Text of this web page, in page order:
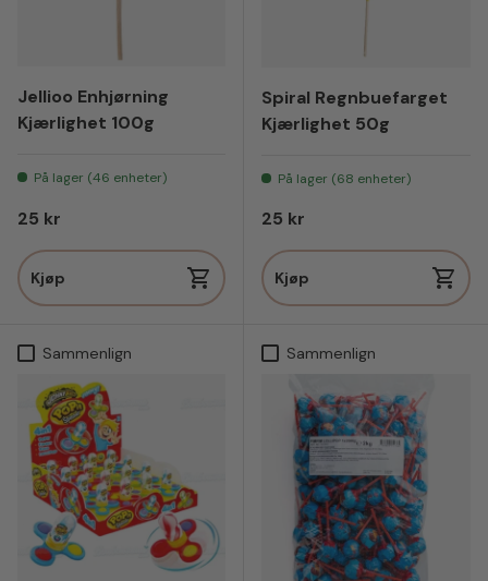
Jellioo Enhjørning
Kjærlighet 100g
På lager (46 enheter)
Vanlig pris
25 kr
Kjøp
Spiral Regnbuefarget
Kjærlighet 50g
På lager (68 enheter)
Vanlig pris
25 kr
Kjøp
Sammenlign Sammenlign